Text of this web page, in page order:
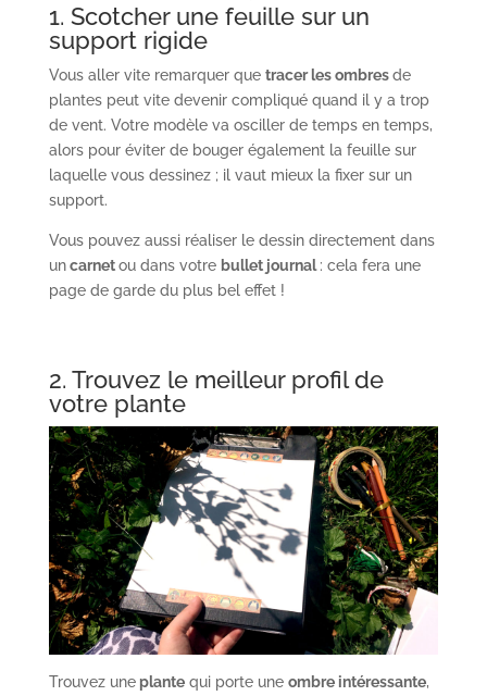
1. Scotcher une feuille sur un
support rigide
Vous aller vite remarquer que tracer les ombresde
plantes peut vite devenir compliqué quand il y a trop
de vent. Votre modèle va osciller de temps en temps,
alors pour éviter de bouger également la feuille sur
laquelle vous dessinez ; il vaut mieux la fixer sur un
support.
Vous pouvez aussi réaliser le dessin directement dans
uncarnetou dans votre bullet journal: cela fera une
page de garde du plus bel effet !
2. Trouvez le meilleur profil de
votre plante
Trouvez uneplantequi porte une ombre intéressante,